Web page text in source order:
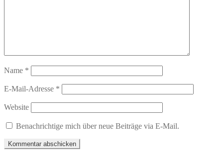
Name *
E-Mail-Adresse *
Website
Benachrichtige mich über neue Beiträge via E-Mail.